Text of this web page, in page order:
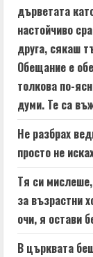
дърветата
настойчиво
друга, сякаш
Обещание е
толкова по-
думи. Те са
Не разбрах
просто не
Тя си
за възрастни
очи, я остави
В църквата